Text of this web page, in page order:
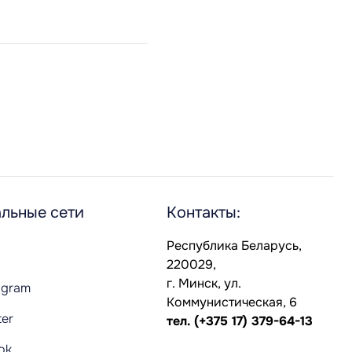
сети Контакты:
Республика Беларусь,
220029,
г. Минск, ул.
Коммунистическая, 6
тел. (+375 17) 379-64-13